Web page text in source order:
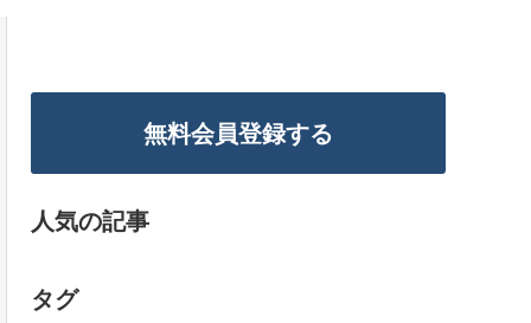
無料会員登録する
人気の記事
タグ